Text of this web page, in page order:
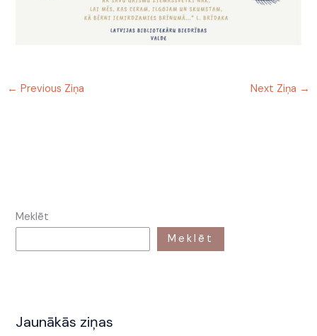
← Previous Ziņa Next Ziņa →
Meklēt
Meklēt
Jaunākās ziņas